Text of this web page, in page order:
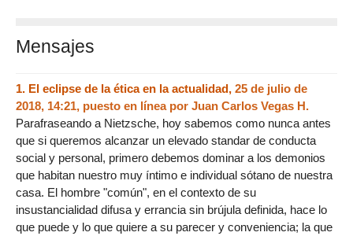
Mensajes
1. El eclipse de la ética en la actualidad, 25 de julio de
2018, 14:21, puesto en línea por Juan Carlos Vegas H.
Parafraseando a Nietzsche, hoy sabemos como nunca antes
que si queremos alcanzar un elevado standar de conducta
social y personal, primero debemos dominar a los demonios
que habitan nuestro muy íntimo e individual sótano de nuestra
casa. El hombre "común", en el contexto de su
insustancialidad difusa y errancia sin brújula definida, hace lo
que puede y lo que quiere a su parecer y conveniencia; la que